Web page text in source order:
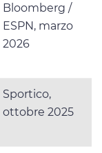
Bloomberg /
ESPN, marzo
2026
Sportico,
ottobre 2025